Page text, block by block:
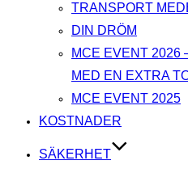
TRANSPORT
DIN DRÖM
MCE EVENT 2026
MED EN EXTRA
MCE EVENT 2025
KOSTNADER
SÄKERHET